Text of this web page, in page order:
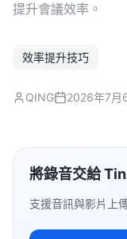
提升會議效率。
效率提升技巧
QING 2026年7月
將錄音交給
支援音訊與影片上